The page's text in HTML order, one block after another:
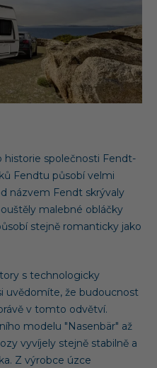
společnosti Fendt-
Fendtu působí velmi
názvem Fendt skrývaly
malebné obláčky
stejně romanticky jako
s technologicky
uvědomíte, že budoucnost
v tomto odvětví.
modelu "Nasenbär" až
vyvíjely stejně stabilně a
Z výrobce úzce